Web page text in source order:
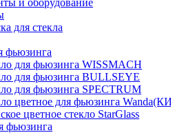
и оборудование
для стекла
фьюзинга
для фьюзинга WISSMACH
для фьюзинга BULLSEYE
для фьюзинга SPECTRUM
цветное для фьюзинга
цветное стекло StarGlass
фьюзинга